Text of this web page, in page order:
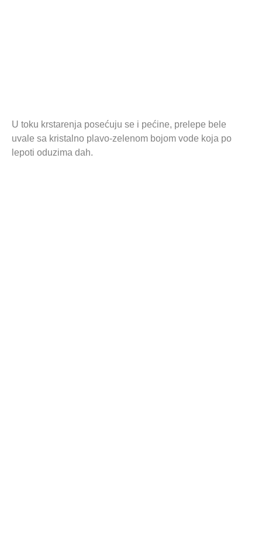
U toku krstarenja posećuju se i pećine, prelepe bele
uvale sa kristalno plavo-zelenom bojom vode koja po
lepoti oduzima dah.